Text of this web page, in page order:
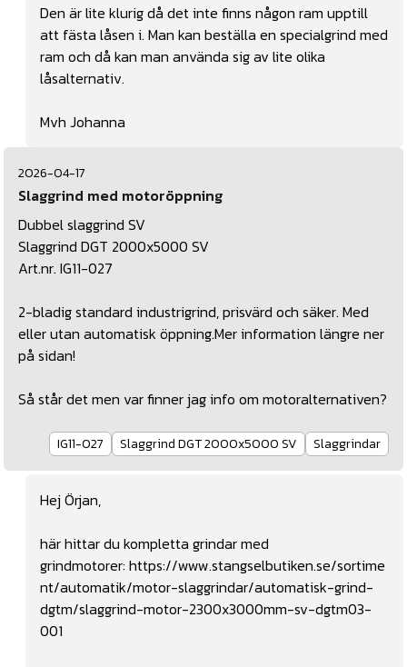
Den är lite klurig då det inte finns någon ram upptill
att fästa låsen i. Man kan beställa en specialgrind med
ram och då kan man använda sig av lite olika
låsalternativ.
Mvh Johanna
2026-04-17
Slaggrind med motoröppning
Dubbel slaggrind SV
Slaggrind DGT 2000x5000 SV
Art.nr. IG11-027
2-bladig standard industrigrind, prisvärd och säker. Med
eller utan automatisk öppning.Mer information längre ner
på sidan!
Så står det men var finner jag info om motoralternativen?
IG11-027 Slaggrind DGT 2000x5000 SV Slaggrindar
Hej Örjan,
här hittar du kompletta grindar med
grindmotorer: https://www.stangselbutiken.se/sortime
nt/automatik/motor-slaggrindar/automatisk-grind-
dgtm/slaggrind-motor-2300x3000mm-sv-dgtm03-
001